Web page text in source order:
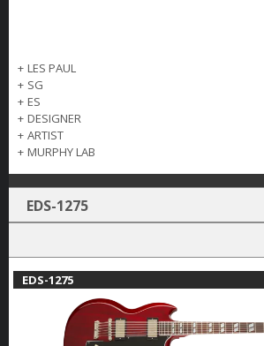
+ LES PAUL
+ SG
+ ES
+ DESIGNER
+ ARTIST
+ MURPHY LAB
EDS-1275
EDS-1275